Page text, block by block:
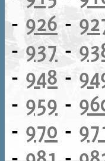
- 926 -
- 937-
- 948 -
- 959 -
- 970 -